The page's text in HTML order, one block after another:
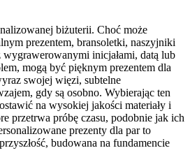
biżuterii. Choć może
prezentem, bransoletki, naszyjniki
inicjałami, datą lub
mogą być pięknym prezentem dla
swojej więzi, subtelne
gdy są osobno. Wybierając ten
na wysokiej jakości materiały i
przetrwa próbę czasu, podobnie jak ich
prezenty dla par to
budowana na fundamencie